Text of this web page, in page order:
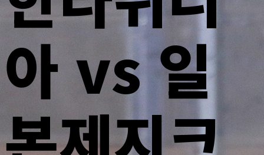
아 vs 일